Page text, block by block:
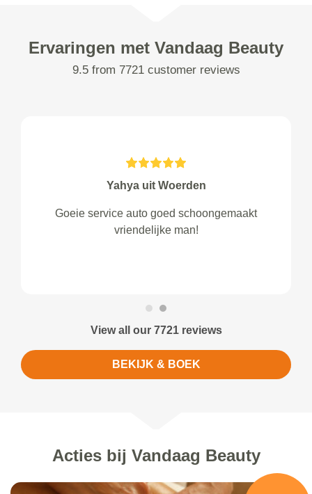
Ervaringen met Vandaag Beauty
9.5 from 7721 customer reviews
Yahya uit Woerden
Goeie service auto goed schoongemaakt
vriendelijke man!
View all our 7721 reviews
BEKIJK & BOEK
Acties bij Vandaag Beauty